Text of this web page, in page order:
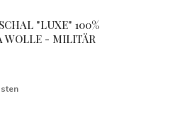
"LUXE" 100%
WOLLE - MILITÄR